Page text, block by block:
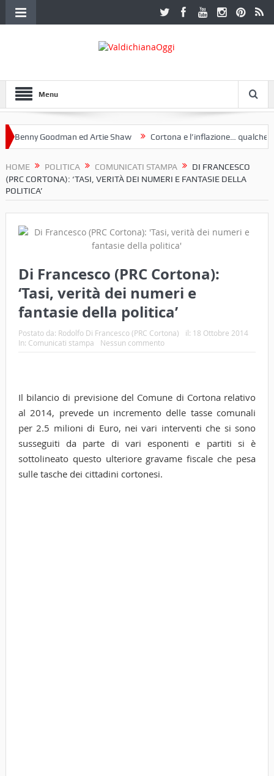
Menu
Goodman ed Artie Shaw Cortona e l’inflazione… qualche
HOME POLITICA COMUNICATI STAMPA
DI FRANCESCO
(PRC CORTONA): ‘TASI, VERITÀ DEI NUMERI E FANTASIE DELLA
POLITICA’
Di Francesco (PRC Cortona):
‘Tasi, verità dei numeri e
fantasie della politica’
Postato da: Rodolfo Di Francesco (PRC Cortona) il: 18 Ottobre 2014
In: Comunicati stampa Nessun commento
Il bilancio di previsione del Comune di Cortona relativo
al 2014, prevede un incremento delle tasse comunali
per 2.5 milioni di Euro, nei vari interventi che si sono
susseguiti da parte di vari esponenti e partiti si è
sottolineato questo ulteriore gravame fiscale che pesa
sulle tasche dei cittadini cortonesi.